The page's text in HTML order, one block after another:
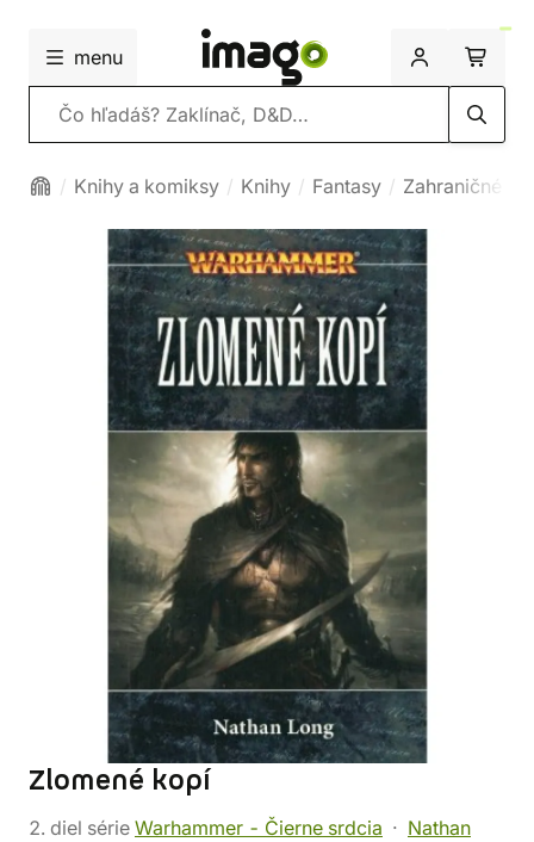
menu
Vyhľadávanie
Knihy a komiksy Knihy Fantasy Zahraničné
Zlomené kopí
2. diel série Warhammer - Čierne srdcia
Nathan